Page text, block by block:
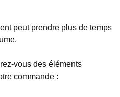
peut prendre plus de temps
vous des éléments
commande :